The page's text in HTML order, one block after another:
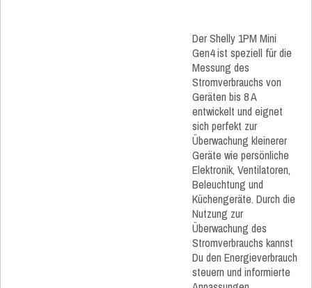
Der Shelly 1PM Mini
Gen4 ist speziell für die
Messung des
Stromverbrauchs von
Geräten bis 8 A
entwickelt und eignet
sich perfekt zur
Überwachung kleinerer
Geräte wie persönliche
Elektronik, Ventilatoren,
Beleuchtung und
Küchengeräte. Durch die
Nutzung zur
Überwachung des
Stromverbrauchs kannst
Du den Energieverbrauch
steuern und informierte